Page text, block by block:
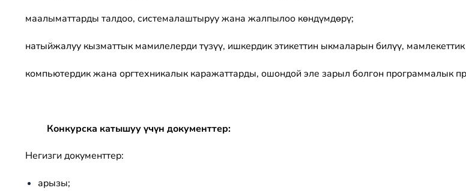
маалыматтарды талдоо, системалаштыруу жана жалпылоо көндүмдөрү;
натыйжалуу кызматтык мамилелерди түзүү, ишкердик этикеттин ыкмаларын билүү,
компьютердик жана оргтехникалык каражаттарды, ошондой эле зарыл болгон программалык
Конкурска катышуу үчүн документтер:
Негизги документтер:
арызы;